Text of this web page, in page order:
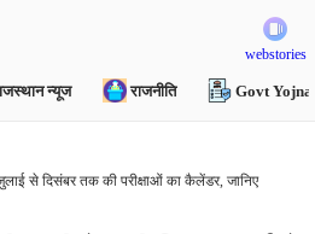
webstories
न्यूज राजनीति Govt Yojna
से दिसंबर तक की परीक्षाओं का कैलेंडर, जानिए